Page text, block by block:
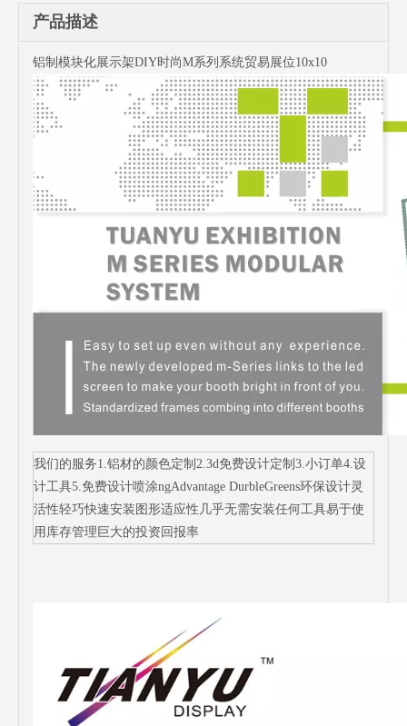
产品描述
铝制模块化展示架DIY时尚M系列系统贸易展位10x10
我们的服务1.铝材的颜色定制2.3d免费设计定制3.小订单4.设
计工具5.免费设计喷涂ngAdvantage DurbleGreens环保设计灵
活性轻巧快速安装图形适应性几乎无需安装任何工具易于使
用库存管理巨大的投资回报率